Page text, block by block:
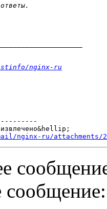
nginx-ru
извлечено&hellip;
nginx-ru/attachments/